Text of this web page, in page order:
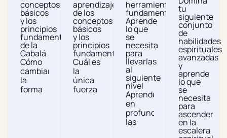
conceptos
básicos
y los
principios
fundamentales
de la
Cabalá
Cómo
cambiar
la
forma
aprendizaje
de los
conceptos
básicos
y los
principios
fundamentales
Cuál es
la
única
fuerza
herramientas
fundamentales.
Aprende
lo que
se
necesita
para
llevarlas
al
siguiente
nivel
Aprende
en
profundidad
las
tu
siguiente
conjunto
de
habilidades
espirituales
avanzadas
y
aprende
lo que
se
necesita
para
ascender
en la
escalera